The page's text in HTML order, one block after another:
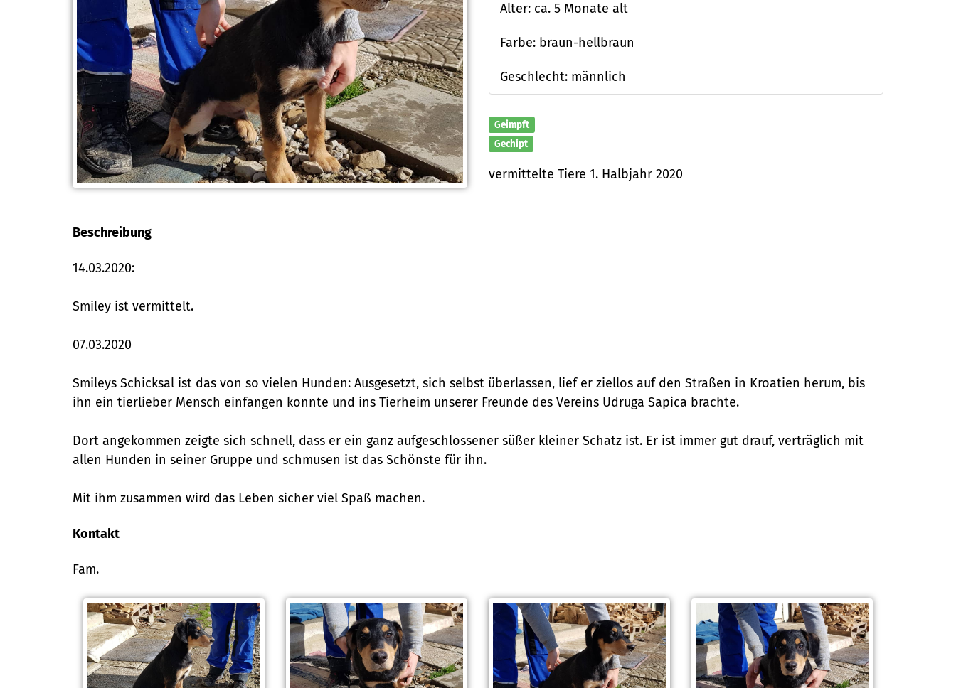
Alter: ca. 5 Monate alt
Farbe: braun-hellbraun
Geschlecht: männlich
Geimpft
Gechipt
vermittelte Tiere 1. Halbjahr 2020
Beschreibung
14.03.2020:
Smiley ist vermittelt.
07.03.2020
Smileys Schicksal ist das von so vielen Hunden: Ausgesetzt, sich selbst überlassen, lief er ziellos auf den Straßen in Kroatien herum, bis
ihn ein tierlieber Mensch einfangen konnte und ins Tierheim unserer Freunde des Vereins Udruga Sapica brachte.
Dort angekommen zeigte sich schnell, dass er ein ganz aufgeschlossener süßer kleiner Schatz ist. Er ist immer gut drauf, verträglich mit
allen Hunden in seiner Gruppe und schmusen ist das Schönste für ihn.
Mit ihm zusammen wird das Leben sicher viel Spaß machen.
Kontakt
Fam.